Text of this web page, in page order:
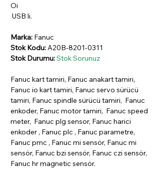
Oi
USB li.
Marka: Fanuc
Stok Kodu:A20B-8201-0311
Stok Durumu:Stok Sorunuz
Fanuc kart tamiri, Fanuc anakart tamiri,
Fanuc io kart tamiri, Fanuc servo sürücü
tamiri, Fanuc spindle sürücü tamiri, Fanuc
enkoder, Fanuc motor tamiri, Fanuc speed
meter, Fanuc plg sensor, Fanuc harici
enkoder , Fanuc plc , Fanuc parametre,
Fanuc pmc , Fanuc mi sensör, Fanuc mi
sensör, Fanuc bzi sensör, Fanuc czi sensör,
Fanuc hr magnetic sensör.